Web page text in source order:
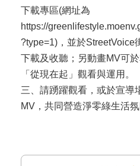
下載專區(網址為
https://
?type=1)，並於StreetVoice
下載及收聽；另動畫MV可
「從現在起」觀看與運用。
三、請踴躍觀看，或於宣導
MV，共同營造淨零綠生活氛